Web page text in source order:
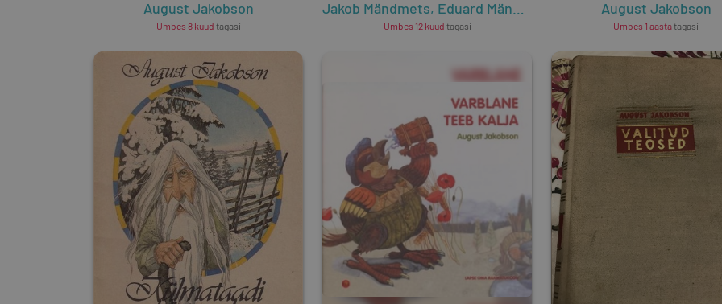
August Jakobson
Umbes 8 kuud tagasi
Jakob Mändmets, Eduard Männik August Mälk,Aadu Hint,
Umbes 12 kuud tagasi
August Jakobson
Umbes 1 aastatagasi